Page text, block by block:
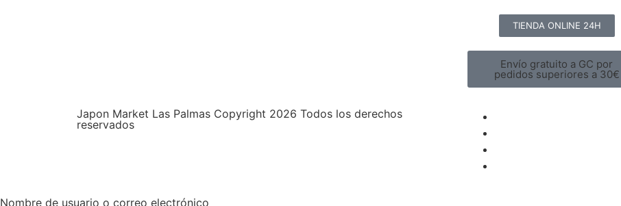
TIENDA ONLINE 24H
Envío gratuito a GC por
pedidos superiores a 30€
Japon Market Las Palmas Copyright 2026 Todos los derechos
reservados
Nombre de usuario o correo electrónico